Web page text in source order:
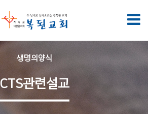
생명의양식
CTS관련설교